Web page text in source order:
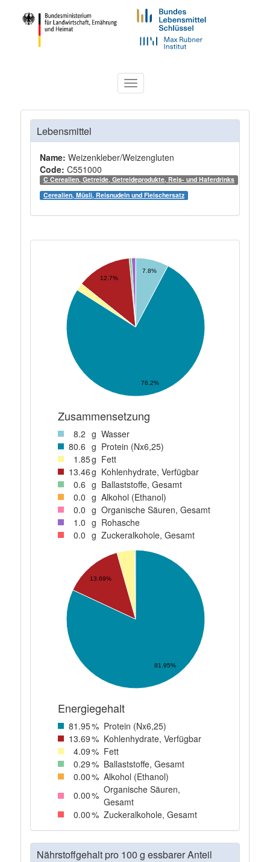
Toggle
navigation
Lebensmittel
Name: Weizenkleber/Weizengluten
Code: C551000
C Cerealien, Getreide, Getreideprodukte, Reis- und Haferdrinks
Cerealien, Müsli, Reisnudeln und Fleischersatz
7.8%
12.7%
76.2%
Zusammensetzung
8.2 g Wasser
80.6 g Protein (Nx6,25)
1 .85g Fett
13.46g Kohlenhydrate, Verfügbar
0.6 g Ballaststoffe, Gesamt
0.0 g Alkohol (Ethanol)
0.0 g Organische Säuren, Gesamt
1 .0 g Rohasche
0.0 g Zuckeralkohole, Gesamt
13.69%
81.95%
Energiegehalt
81 .95% Protein (Nx6,25)
13.69% Kohlenhydrate, Verfügbar
4.09% Fett
0.29% Ballaststoffe, Gesamt
0.00% Alkohol (Ethanol)
0.00% Organische Säuren,
Gesamt
0.00% Zuckeralkohole, Gesamt
Nährstoffgehalt pro 100 g essbarer Anteil